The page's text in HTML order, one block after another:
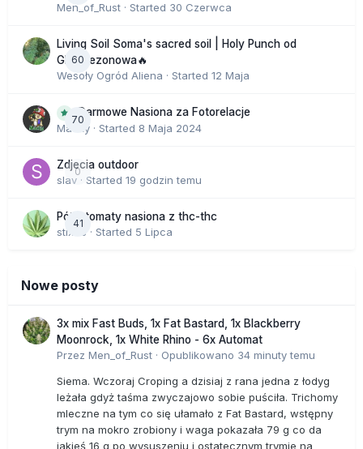
Men_of_Rust · Started 30 Czerwca
60
Living Soil Soma's sacred soil | Holy Punch od
GHS sezonowa🔥
Wesoły Ogród Aliena · Started 12 Maja
70
Darmowe Nasiona za Fotorelacje
Macky · Started 8 Maja 2024
0
Zdjecia outdoor
slav · Started 19 godzin temu
41
Półautomaty nasiona z thc-thc
stix33 · Started 5 Lipca
Nowe posty
3x mix Fast Buds, 1x Fat Bastard, 1x Blackberry
Moonrock, 1x White Rhino - 6x Automat
Przez Men_of_Rust · Opublikowano 34 minuty temu
Siema. Wczoraj Croping a dzisiaj z rana jedna z łodyg
leżała gdyż taśma zwyczajowo sobie puściła. Trichomy
mleczne na tym co się ułamało z Fat Bastard, wstępny
trym na mokro zrobiony i waga pokazała 79 g co da
jakieś 16 g po wysuszeniu i ostatecznym trymie na